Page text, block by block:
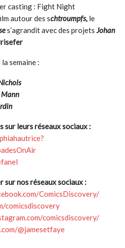
casting : Fight Night
autour des schtroumpfs, le
s’agrandit avec des projets Johan
semaine :
Mann
sur leurs réseaux sociaux :
sur nos réseaux sociaux :
ComicsDiscovery/
comicsdiscovery
comicsdiscovery/
@jamesetfaye